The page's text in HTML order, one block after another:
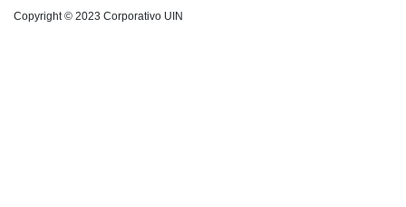
Copyright © 2023 Corporativo UIN